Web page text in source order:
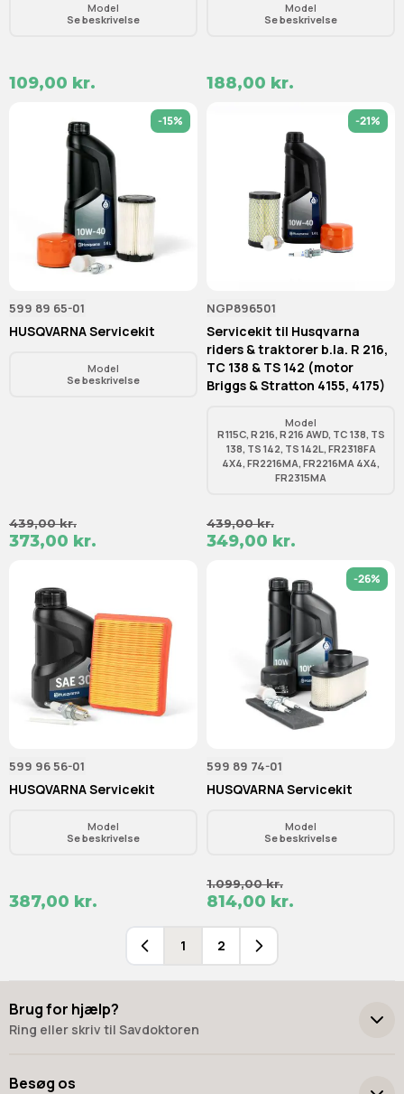
Model
Se beskrivelse
109,00 kr.
Model
Se beskrivelse
188,00 kr.
-15%
599 89 65-01
HUSQVARNA Servicekit
Model
Se beskrivelse
439,00 kr.
373,00 kr.
-21%
NGP896501
Servicekit til Husqvarna
riders & traktorer b.la. R 216,
TC 138 & TS 142 (motor
Briggs & Stratton 4155, 4175)
Model
R 115C, R 216, R 216 AWD, TC 138, TS
138, TS 142, TS 142L, FR2318FA
4X4, FR2216MA, FR2216MA 4X4,
FR2315MA
439,00 kr.
349,00 kr.
599 96 56-01
HUSQVARNA Servicekit
Model
Se beskrivelse
387,00 kr.
-26%
599 89 74-01
HUSQVARNA Servicekit
Model
Se beskrivelse
1.099,00 kr.
814,00 kr.
Du læser i øjeblikket side
1 Side
2
Brug for hjælp?
Ring eller skriv til Savdoktoren
Besøg os